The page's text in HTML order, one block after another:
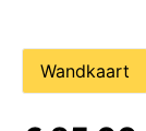
Wandkaart